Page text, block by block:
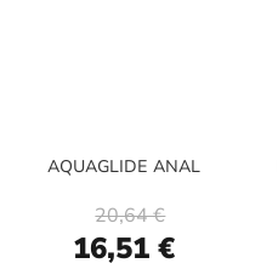
AQUAGLIDE ANAL
Special
Price
16,51 €
20,64 €